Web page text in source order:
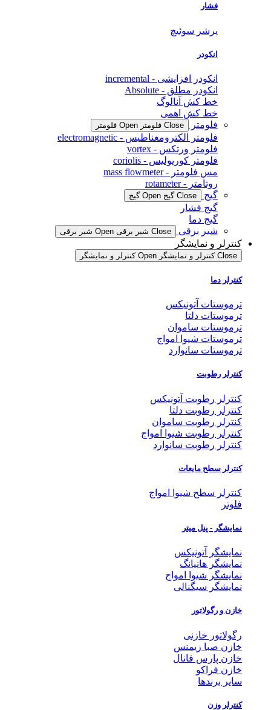
فشار
پرشر سوئیچ
انکودر
انکودر افزایشی - incremental
انکودر مطلق - Absolute
خط کش آنالوگ
خط کش اهمی
فلومتر
Close فلومتر Open فلومتر
فلومتر الکترومغناطیس - electromagnetic
فلومتر ورتکس - vortex
فلومتر کوریولیس - coriolis
مس فلومتر - mass flowmeter
روتامتر - rotameter
گیج
Close گیج Open گیج
گیج فشار
گیج دما
شیر برقی
Close شیر برقی Open شیر برقی
کنترلر و نمایشگر
Close کنترلر و نمایشگر Open کنترلر و نمایشگر
کنترلر دما
ترموستات آتونیکس
ترموستات دلتا
ترموستات ساموان
ترموستات شیوا امواج
ترموستات سانوارد
کنترلر رطوبت
کنترلر رطوبت آتونیکس
کنترلر رطوبت دلتا
کنترلر رطوبت ساموان
کنترلر رطوبت شیوا امواج
کنترلر رطوبت سانوارد
کنترلر سطح مایعات
کنترلر سطح شیوا امواج
فلوتر
نمایشگر - پنل میتر
نمایشگر آتونیکس
نمایشگر هانیانگ
نمایشگر شیوا امواج
نمایشگر سیگنالی
خازن و رگولاتور
رگولاتور خازنی
خازن صبا زیمنس
خازن پارس فانال
خازن فراکو
سایر برندها
کنترلر وزن